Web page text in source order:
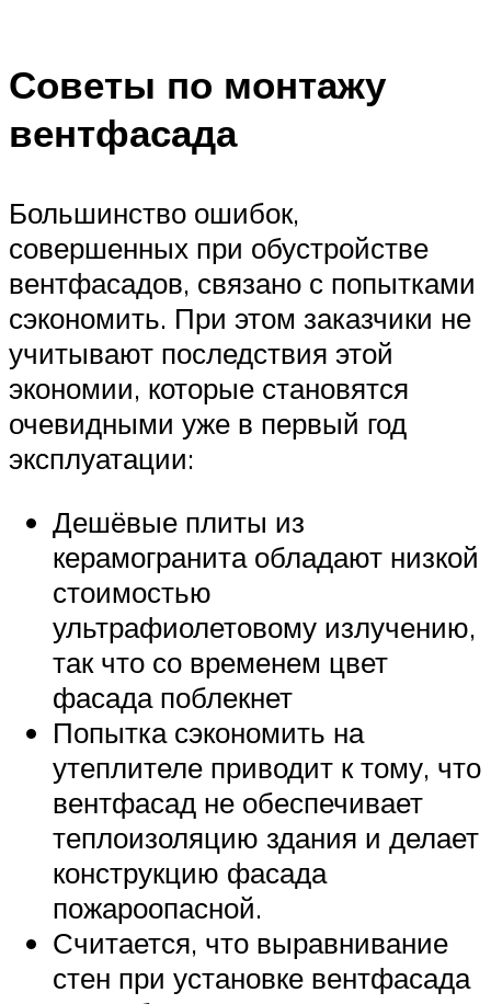
Советы по монтажу
вентфасада
Большинство ошибок,
совершенных при обустройстве
вентфасадов, связано с попытками
сэкономить. При этом заказчики не
учитывают последствия этой
экономии, которые становятся
очевидными уже в первый год
эксплуатации:
Дешёвые плиты из
керамогранита обладают низкой
стоимостью
ультрафиолетовому излучению,
так что со временем цвет
фасада поблекнет
Попытка сэкономить на
утеплителе приводит к тому, что
вентфасад не обеспечивает
теплоизоляцию здания и делает
конструкцию фасада
пожароопасной.
Считается, что выравнивание
стен при установке вентфасада